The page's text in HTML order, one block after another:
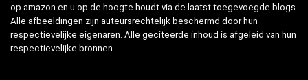
op amazon en u op de hoogte houdt via de laatst toegevoegde blogs.
Alle afbeeldingen zijn auteursrechtelijk beschermd door hun
respectievelijke eigenaren. Alle geciteerde inhoud is afgeleid van hun
respectievelijke bronnen.